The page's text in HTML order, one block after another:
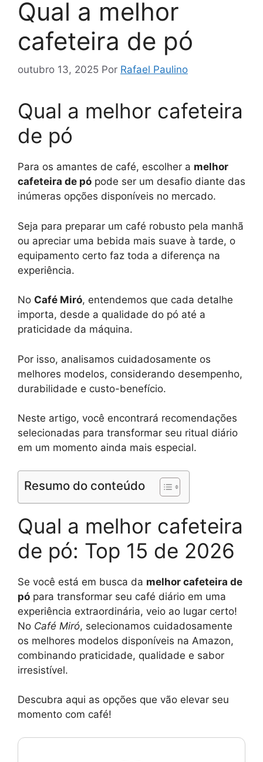
Qual a melhor
cafeteira de pó
outubro 13, 2025 Por Rafael Paulino
Qual a melhor cafeteira
de pó
Para os amantes de café, escolher a melhor
cafeteira de pó pode ser um desafio diante das
inúmeras opções disponíveis no mercado.
Seja para preparar um café robusto pela manhã
ou apreciar uma bebida mais suave à tarde, o
equipamento certo faz toda a diferença na
experiência.
No Café Miró, entendemos que cada detalhe
importa, desde a qualidade do pó até a
praticidade da máquina.
Por isso, analisamos cuidadosamente os
melhores modelos, considerando desempenho,
durabilidade e custo-benefício.
Neste artigo, você encontrará recomendações
selecionadas para transformar seu ritual diário
em um momento ainda mais especial.
Resumo do conteúdo
Qual a melhor cafeteira
de pó: Top 15 de 2026
Se você está em busca da melhor cafeteira de
pó para transformar seu café diário em uma
experiência extraordinária, veio ao lugar certo!
No Café Miró, selecionamos cuidadosamente
os melhores modelos disponíveis na Amazon,
combinando praticidade, qualidade e sabor
irresistível.
Descubra aqui as opções que vão elevar seu
momento com café!